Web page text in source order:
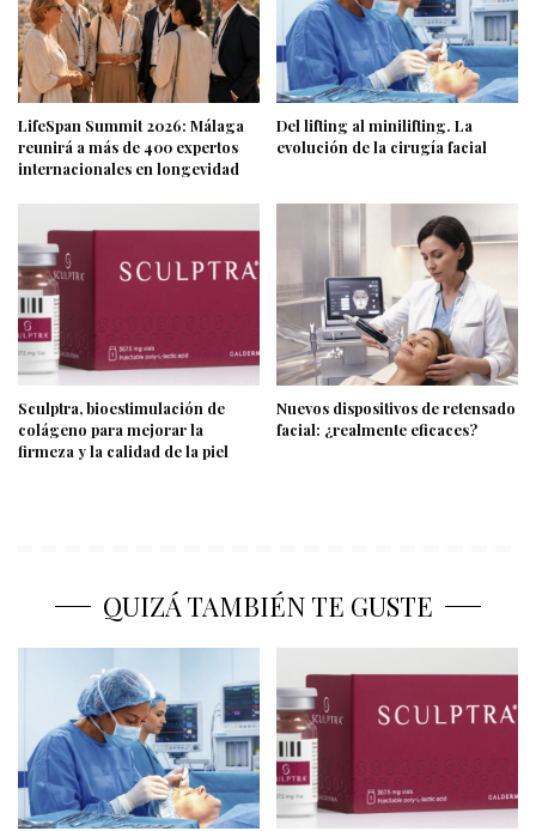
LifeSpan Summit 2026: Málaga
reunirá a más de 400 expertos
internacionales en longevidad
Del lifting al minilifting. La
evolución de la cirugía facial
Sculptra, bioestimulación de
colágeno para mejorar la
firmeza y la calidad de la piel
Nuevos dispositivos de retensado
facial: ¿realmente eficaces?
QUIZÁ TAMBIÉN TE GUSTE